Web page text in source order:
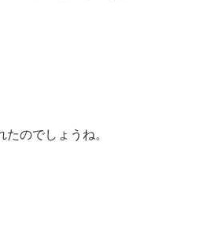
のでしょうね。